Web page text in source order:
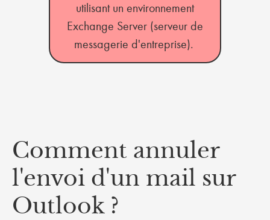
utilisant un environnement
Exchange Server (serveur de
messagerie d'entreprise).
Comment annuler
l'envoi d'un mail sur
Outlook ?